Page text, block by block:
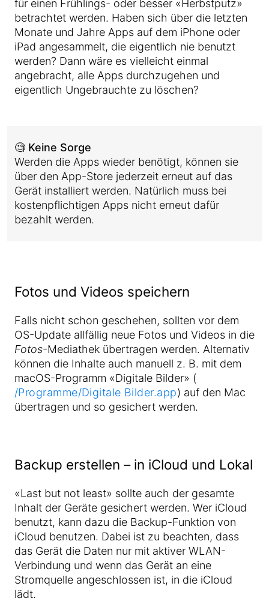
für einen Frühlings- oder besser «Herbstputz»
betrachtet werden. Haben sich über die letzten
Monate und Jahre Apps auf dem iPhone oder
iPad angesammelt, die eigentlich nie benutzt
werden? Dann wäre es vielleicht einmal
angebracht, alle Apps durchzugehen und
eigentlich Ungebrauchte zu löschen?
🧐 Keine Sorge
Werden die Apps wieder benötigt, können sie
über den App-Store jederzeit erneut auf das
Gerät installiert werden. Natürlich muss bei
kostenpflichtigen Apps nicht erneut dafür
bezahlt werden.
Fotos und Videos speichern
Falls nicht schon geschehen, sollten vor dem
OS-Update allfällig neue Fotos und Videos in die
Fotos-Mediathek übertragen werden. Alternativ
können die Inhalte auch manuell z. B. mit dem
macOS-Programm «Digitale Bilder» (
/Programme/Digitale Bilder.app) auf den Mac
übertragen und so gesichert werden.
Backup erstellen – in iCloud und Lokal
«Last but not least» sollte auch der gesamte
Inhalt der Geräte gesichert werden. Wer iCloud
benutzt, kann dazu die Backup-Funktion von
iCloud benutzen. Dabei ist zu beachten, dass
das Gerät die Daten nur mit aktiver WLAN-
Verbindung und wenn das Gerät an eine
Stromquelle angeschlossen ist, in die iCloud
lädt.